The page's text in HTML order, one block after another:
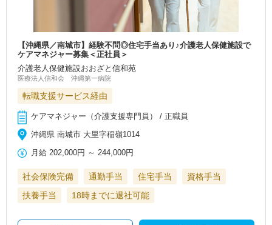
【沖縄県／南城市】経験不問◎住宅手当あり♪介護老人保健施設で
ケアマネジャー募集＜正社員＞
介護老人保健施設おおざと信和苑
医療法人信和会 沖縄第一病院
転職支援サービス経由
ケアマネジャー（介護支援専門員） / 正職員
沖縄県 南城市 大里字稲嶺1014
月給 202,000円 ～ 244,000円
社会保険完備 通勤手当 住宅手当
資格手当
扶養手当
18時までに退社可能